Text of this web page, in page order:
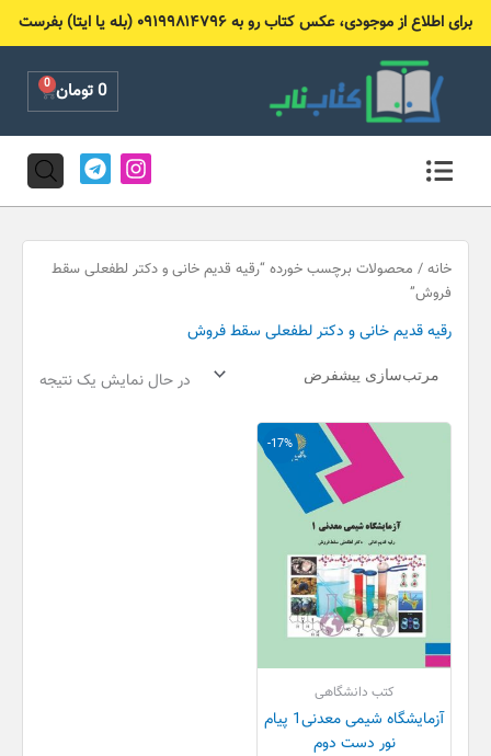
برای اطلاع از موجودی، عکس کتاب رو به ۰۹۱۹۹۸۱۴۷۹۶ (بله یا ایتا) بفرست
0تومان 0
Cart
I
n
s
a
g
T
e
l
g
r خانه / محصولات برچسب خورده “رقیه قدیم خانی و دکتر لطفعلی سقط
فروش”
رقیه قدیم خانی و دکتر لطفعلی سقط فروش
در حال نمایش یک نتیجه
-17%
کتب دانشگاهی
آزمایشگاه شیمی معدنی1 پیام
نور دست دوم
قیمت
اصلی
90,000 تومان
بود.
قیمت
فعلی
است.